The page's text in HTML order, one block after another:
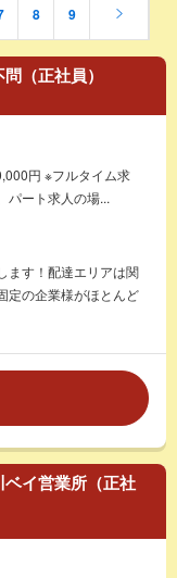
8 9
（正社員）
円 ※フルタイム求
パート求人の場...
ます！配達エリアは関
定の企業様がほとんど
イ営業所（正社